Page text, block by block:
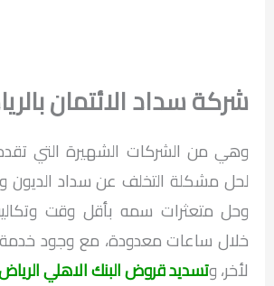
شركة سداد الائتمان
وهي من الشركات الشهيرة التي
لحل مشكلة التخلف عن سداد الديون
وحل متعثرات سمه بأقل وقت
خلال ساعات معدودة، مع وجود
لأخر، وتسديد قروض البنك الاهلي